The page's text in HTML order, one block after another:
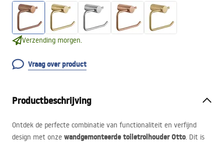
Verzending morgen.
Vraag over product
Productbeschrijving
Ontdek de perfecte combinatie van functionaliteit en verfijnd
design met onze wandgemonteerde toiletrolhouder Otto. Dit is